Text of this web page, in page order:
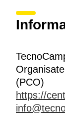
(PCO)
https://